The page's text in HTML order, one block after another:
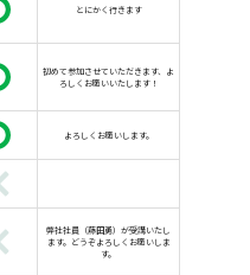
とにかく行きます
初めて参加させていただきます、よ
ろしくお願いいたします！
よろしくお願いします。
弊社社員（藤田勇）が受講いたし
ます。どうぞよろしくお願いしま
す。